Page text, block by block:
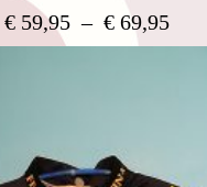
€ 59,95 – € 69,95Plage
de
Les
options